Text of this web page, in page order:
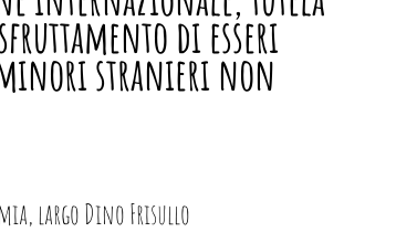
di esseri
stranieri non
largo Dino Frisullo